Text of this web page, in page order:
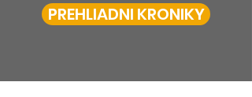
PREHLIADNI KRONIKY